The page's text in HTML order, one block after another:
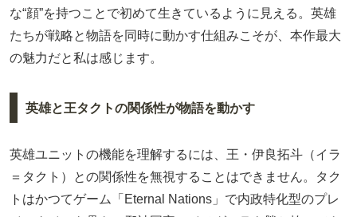
な“顔”を持つことで初めて生きているように見える。英雄
たちが戦略と物語を同時に動かす仕組みこそが、本作最大
の魅力だと私は感じます。
英雄と王タクトの関係性が物語を動かす
英雄ユニットの機能を理解するには、王・伊良拓斗（イラ
＝タクト）との関係性を無視することはできません。タク
トはかつてゲーム「Eternal Nations」で内政特化型のプレ